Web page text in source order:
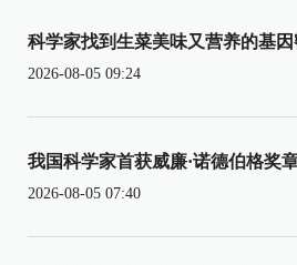
科学家找到生菜美味又营养的基
2026-08-05 09:24
我国科学家首获威廉·诺德伯格奖
2026-08-05 07:40